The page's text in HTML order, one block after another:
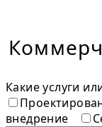
Какие услуги
внедрение